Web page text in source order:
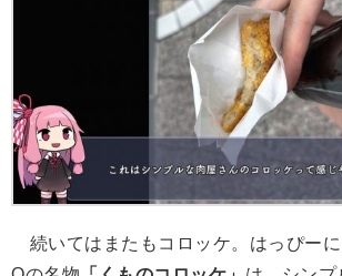
続いてはまたもコロッケ。はっぴー